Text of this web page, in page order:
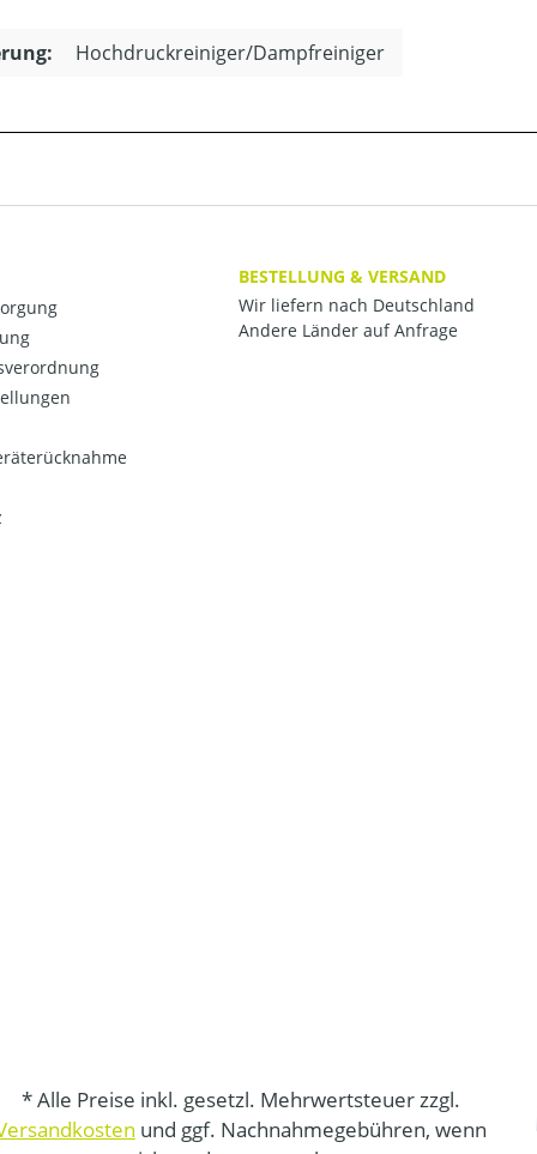
Hochdruckreiniger/Dampfreiniger
BESTELLUNG & VERSAND
Wir liefern nach Deutschland
Andere Länder auf Anfrage
* Alle Preise inkl. gesetzl. Mehrwertsteuer zzgl.
und ggf. Nachnahmegebühren, wenn